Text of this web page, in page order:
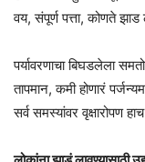
वय, संपूर्ण पत्ता, कोणते झाड
पर्यावरणाचा बिघडलेला
तापमान, कमी होणारं
सर्व समस्यांवर वृक्षारोपण